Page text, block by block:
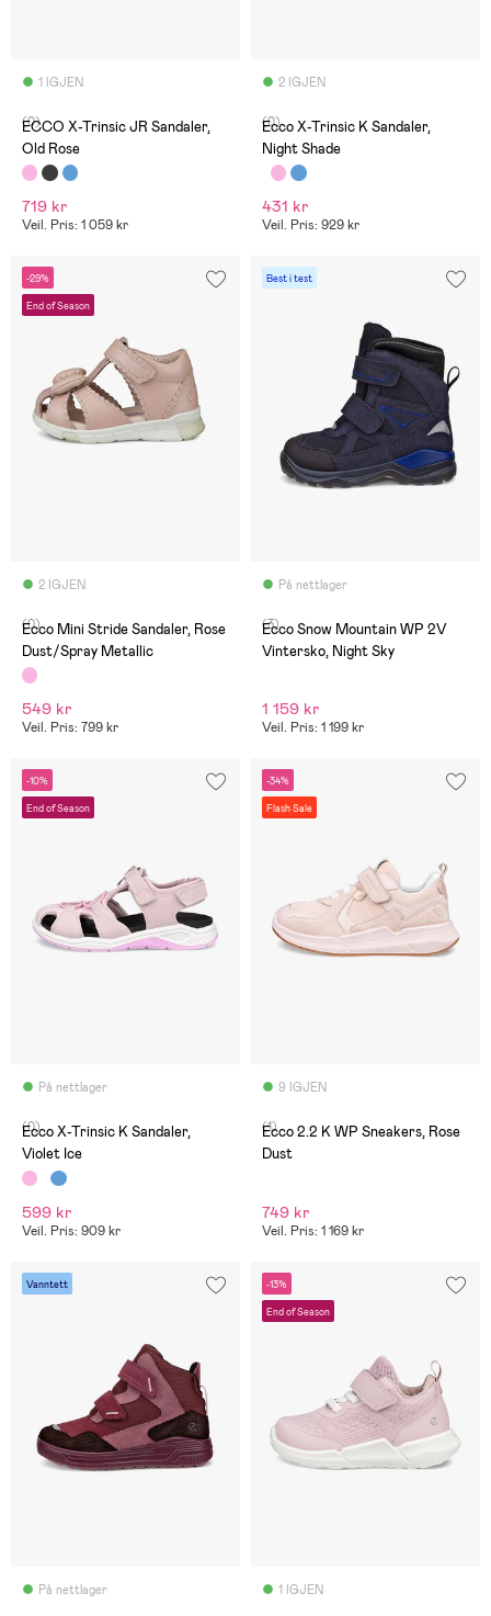
1 IGJEN
(0)
ECCO X-Trinsic JR Sandaler,
Old Rose
719 kr
Veil. Pris: 1 059 kr
2 IGJEN
(0)
Ecco X-Trinsic K Sandaler,
Night Shade
431 kr
Veil. Pris: 929 kr
-29%
End of Season
2 IGJEN
(0)
Ecco Mini Stride Sandaler, Rose
Dust/Spray Metallic
549 kr
Veil. Pris: 799 kr
Best i test
På nettlager
(3)
Ecco Snow Mountain WP 2V
Vintersko, Night Sky
1 159 kr
Veil. Pris: 1 199 kr
-10%
End of Season
På nettlager
(0)
Ecco X-Trinsic K Sandaler,
Violet Ice
599 kr
Veil. Pris: 909 kr
-34%
Flash Sale
9 IGJEN
(1)
Ecco 2.2 K WP Sneakers, Rose
Dust
749 kr
Veil. Pris: 1 169 kr
Vanntett
På nettlager
-13%
End of Season
1 IGJEN